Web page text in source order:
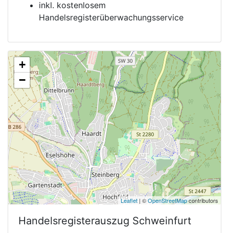
inkl. kostenlosem
Handelsregisterüberwachungsservice
+
−
Leaflet | ©OpenStreetMapcontributors
Handelsregisterauszug Schweinfurt